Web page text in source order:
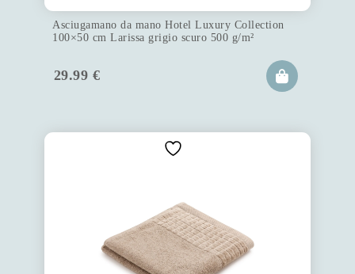
Asciugamano da mano Hotel Luxury Collection
100×50 cm Larissa grigio scuro 500 g/m²
29.99 €